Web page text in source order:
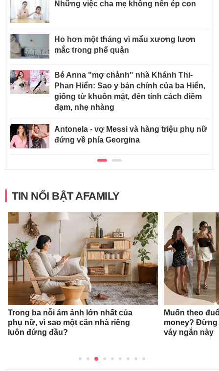
Những việc cha mẹ không nên ép con
Ho hơn một tháng vì mẩu xương lươn
mắc trong phế quản
Bé Anna "mợ chảnh" nhà Khánh Thi-
Phan Hiển: Sao y bản chính của ba Hiển,
giống từ khuôn mặt, đến tính cách điềm
đạm, nhẹ nhàng
Antonela - vợ Messi và hàng triệu phụ nữ
đứng về phía Georgina
TIN NỔI BẬT AFAMILY
Trong ba nỗi ám ảnh lớn nhất của
phụ nữ, vì sao một căn nhà riêng
luôn đứng đầu?
Muốn theo
money? Đừng
váy ngắn này